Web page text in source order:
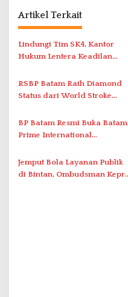
a
s
i
p
o
s
Artikel Terkait
Lindungi Tim SK4, Kantor
Hukum Lentera Keadilan
Perlawanan ke Petugas di
Bukik Batarah
RSBP Batam Raih Diamond
Status dari World Stroke
Penanganan Stroke
Berstandar Internasional
BP Batam Resmi Buka Batam
Prime International
2026 di Stadion Temenggung
Abdul Jamal
Jemput Bola Layanan Publik
di Bintan, Ombudsman Kepri